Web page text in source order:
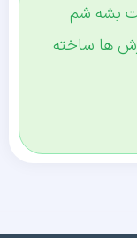
بشه شم
ها ساخته